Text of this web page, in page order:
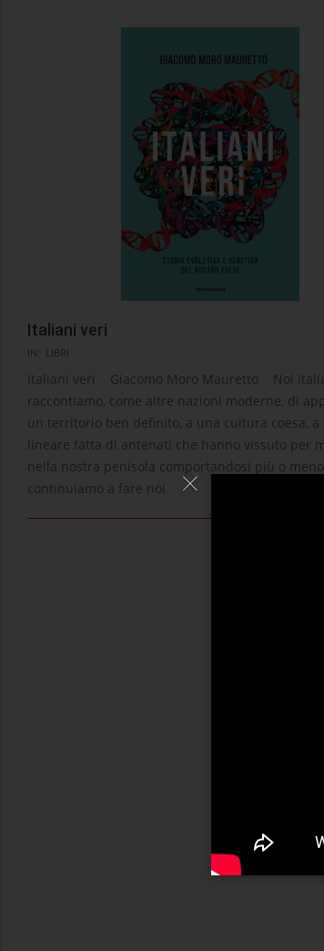
Italiani veri
2025-
12-
02
IN: LIBRI
Italiani veri Giacomo Moro Mauretto Noi
raccontiamo, come altre nazioni moderne, di
un territorio ben definito, a una cultura coesa, a
lineare fatta di antenati che hanno vissuto per
nella nostra penisola comportandosi più o
continuiamo a fare noi